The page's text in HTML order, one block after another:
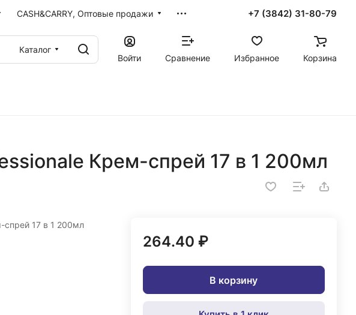
CASH&CARRY, Оптовые продажи +7 (3842) 31-80-79
Каталог
Войти
Сравнение Избранное Корзина
Крем-спрей 17 в 1 200мл
спрей 17 в 1 200мл
264.40 ₽
В корзину